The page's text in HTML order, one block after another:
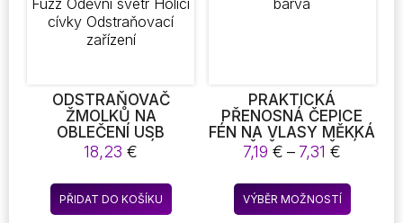
ODSTRAŇOVAČ
ŽMOLKŮ NA
OBLEČENÍ USB
ELEKTRICKÉ
OBLEČENÍ JAKO NOVÉ
NABÍJECÍ VLASOVÝ
KULIČKOVÝ
ZASTŘIHOVAČ FUZZ
18,23€
PŘIDAT DO KOŠÍKU
PRAKTICKÁ
PŘENOSNÁ ČEPICE
FÉN NA VLASY MĚKKÁ
KOŽEŠINA SUŠICÍ
ČEPICE KLOBOUK
KRYT FÉN RŮŽOVÁ
STŘÍBRNÁ ČERNÁ
BARVA
7,19€ – 7,31€
7,19 €
až
VÝBĚR MOŽNOSTÍ
Tento
produkt